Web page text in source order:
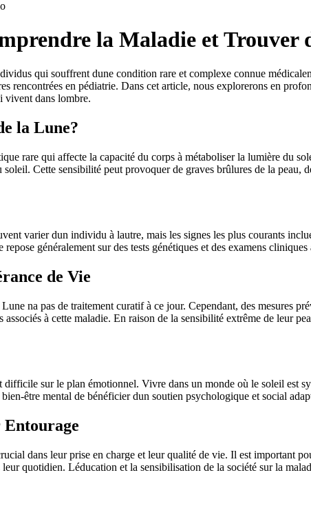
la Maladie et Trouver
qui souffrent dune condition rare et complexe connue
rencontrées en pédiatrie. Dans cet article, nous explorerons en
vivent dans lombre.
la Lune?
rare qui affecte la capacité du corps à métaboliser la lumière du
Cette sensibilité peut provoquer de graves brûlures de la peau,
varier dun individu à lautre, mais les signes les plus courants
généralement sur des tests génétiques et des examens
de Vie
na pas de traitement curatif à ce jour. Cependant, des mesures
à cette maladie. En raison de la sensibilité extrême de leur
sur le plan émotionnel. Vivre dans un monde où le soleil est
être mental de bénéficier dun soutien psychologique et social
dans leur prise en charge et leur qualité de vie. Il est important
quotidien. Léducation et la sensibilisation de la société sur la